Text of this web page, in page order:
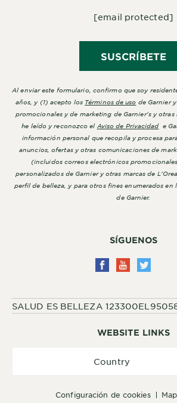
WEBSITE LINKS
configuración de cookies
Country
SÍGUENOS
SALUD ES BELLEZA
[email protected]
SUSCRÍBETE
Al enviar este formulario, confirmo que soy
años, y (1) acepto los Términos de uso de Garnier
promocionales y de marketing de Garnier's y otras
he leído y reconozco el Aviso de Privacidade
información personal que recopila y procesa
anuncios, ofertas y otras comunicaciones de
(incluidos correos electrónicos
personalizados de Garnier y otras marcas de
perfil de belleza, y para otros fines enumerados en
de Garnier.